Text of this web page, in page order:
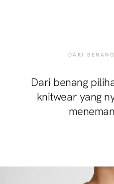
DARI
Dari benang
knitwear yang